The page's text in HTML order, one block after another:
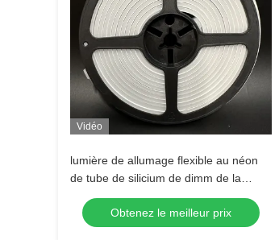
Vidéo
lumière de allumage flexible au néon
de tube de silicium de dimm de la
couleur 5M/Roll deux de 240LEDs/M
double
Obtenez le meilleur prix